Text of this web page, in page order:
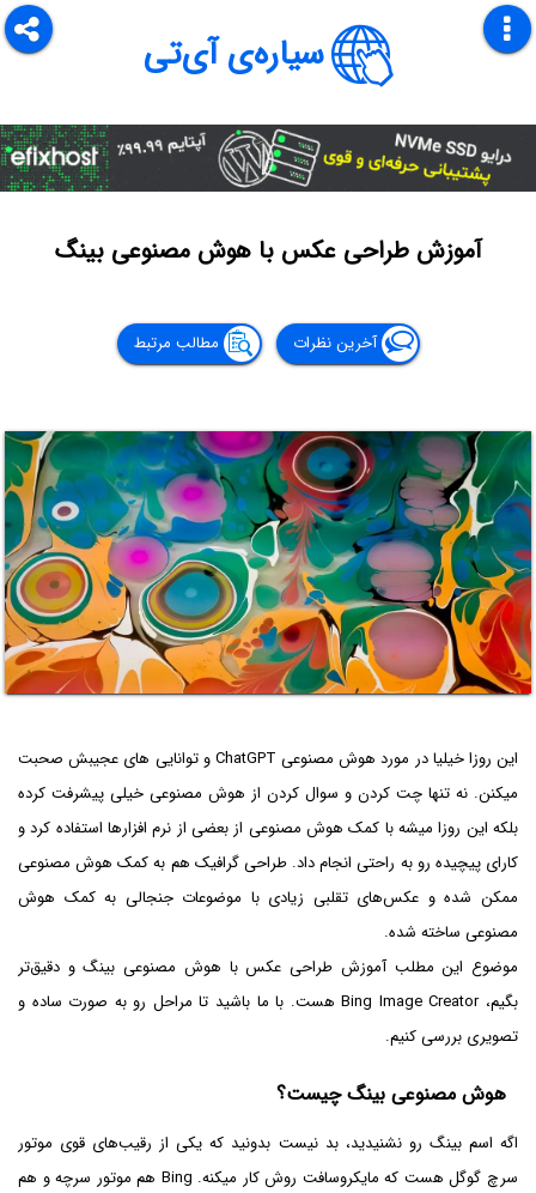
سیاره‌ی آی‌تی
آموزش طراحی عکس با هوش مصنوعی بینگ
آخرین نظرات مطالب مرتبط
این روزا خیلیا در مورد هوش مصنوعی ChatGPT و توانایی های عجیبش صحبت
میکنن. نه تنها چت کردن و سوال کردن از هوش مصنوعی خیلی پیشرفت کرده
بلکه این روزا میشه با کمک هوش مصنوعی از بعضی از نرم افزارها استفاده کرد و
کارای پیچیده رو به راحتی انجام داد. طراحی گرافیک هم به کمک هوش مصنوعی
ممکن شده و عکس‌های تقلبی زیادی با موضوعات جنجالی به کمک هوش
مصنوعی ساخته شده.
موضوع این مطلب آموزش طراحی عکس با هوش مصنوعی بینگ و دقیق‌تر
بگیم، Bing Image Creator هست. با ما باشید تا مراحل رو به صورت ساده و
تصویری بررسی کنیم.
هوش مصنوعی بینگ چیست؟
اگه اسم بینگ رو نشنیدید، بد نیست بدونید که یکی از رقیب‌های قوی موتور
سرچ گوگل هست که مایکروسافت روش کار میکنه. Bing هم موتور سرچه و هم